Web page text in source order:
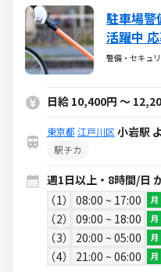
駐車場警
活躍中
経験大歓
警備・セキュ
日給 10,400円 ～
東京都 江戸川区 小岩駅
駅チカ
週1日以上・8時間/日
1
08:00 ~ 17:00 月
2 09:00 ~ 18:00 月
3 20:00 ~ 05:00 月
4 21:00 ~ 06:00 月